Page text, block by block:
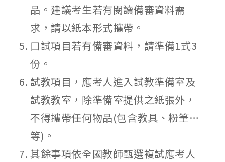
品。建議考生若有閱讀備審資料需
求，請以紙本形式攜帶。
口試項目若有備審資料，請準備1式3
份。
試教項目，應考人進入試教準備室及
試教教室，除準備室提供之紙張外，
不得攜帶任何物品(包含教具、粉筆…
等)。
其餘事項依全國教師甄選複試應考人